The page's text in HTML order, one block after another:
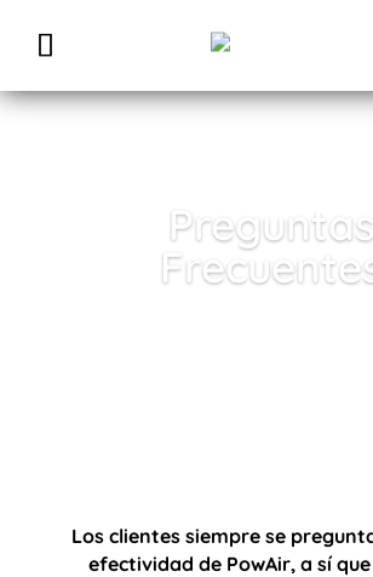
Preguntas
Los clientes siempre se
efectividad de PowAir, a sí